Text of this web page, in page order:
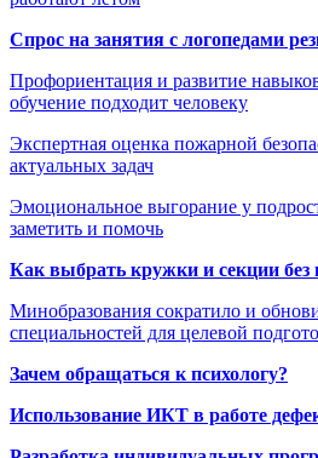
Спрос на занятия с логопедами
Профориентация и развитие
обучение подходит человеку
Экспертная оценка пожарной
актуальных задач
Эмоциональное выгорание у
заметить и помочь
Как выбрать кружки и секции без
Минобразования сократило и
специальностей для целевой
Зачем обращаться к психологу?
Использование ИКТ в работе